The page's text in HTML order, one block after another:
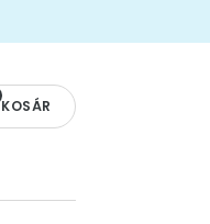
KOSÁR